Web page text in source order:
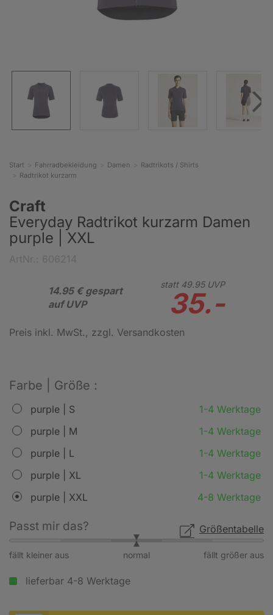
Start Fahrradbekleidung Damen
Radtrikots / Shirts
Radtrikot kurzarm
Craft
Everyday Radtrikot kurzarm Damen
purple | XXL
14.95 € gespart
auf UVP
statt 49.95UVP
35.-
Preis inkl. MwSt., zzgl. Versandkosten
Farbe | Größe :
purple | S
1-4 Werktage
purple | M
1-4 Werktage
purple | L
1-4 Werktage
purple | XL
1-4 Werktage
purple | XXL
4-8 Werktage
Größentabelle
Passt mir das?
fällt kleiner aus fällt größer aus
normal
lieferbar 4-8 Werktage